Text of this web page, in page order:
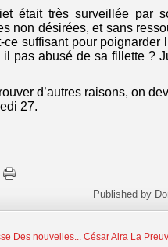
était très surveillée par
non désirées, et sans
suffisant pour poignarder
il pas abusé de sa fillette ?
d’autres raisons, on
27.
Published by
Des nouvelles... César Aira La